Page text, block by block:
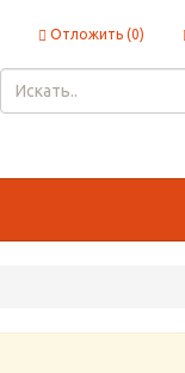
Отложить (0)